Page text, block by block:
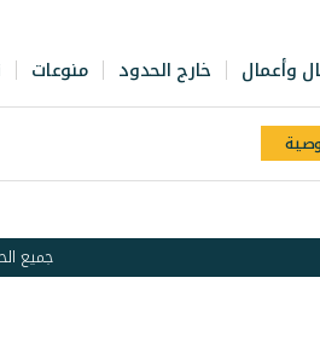
وأعمال خارج الحدود منوعات
جميع